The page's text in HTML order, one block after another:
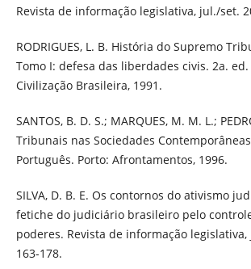
Revista de informação legislativa, jul./set.
RODRIGUES, L. B. História do Supremo
Tomo I: defesa das liberdades civis. 2a. ed.
Civilização Brasileira, 1991.
SANTOS, B. D. S.; MARQUES, M. M. L.;
Tribunais nas Sociedades
Português. Porto: Afrontamentos, 1996.
SILVA, D. B. E. Os contornos do ativismo
fetiche do judiciário brasileiro pelo
poderes. Revista de informação
163-178.